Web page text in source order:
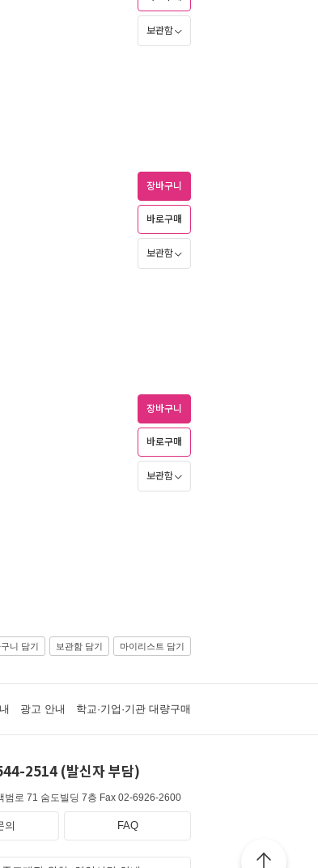
보관함
장바구니
바로구매
보관함
장바구니
바로구매
보관함
니 담기 보관함 담기 마이리스트 담기
광고 안내 학교·기업·기관 대량구매
2514 (발신자 부담)
범로 71 숨도빌딩 7층 Fax 02-6926-2600
의 FAQ